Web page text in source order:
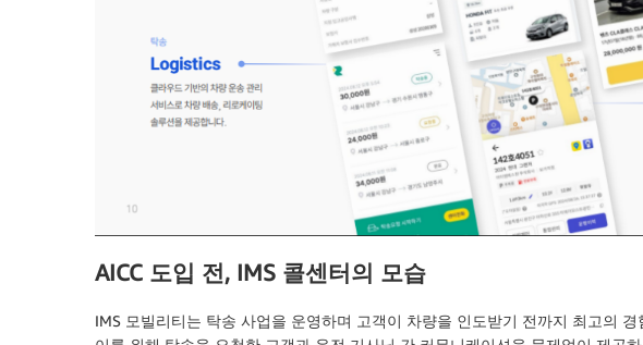
AICC 도입 전, IMS 콜센터의 모습
IMS 모빌리티는 탁송 사업을 운영하며 고객이 차량을 인도받기 전까지 최고의